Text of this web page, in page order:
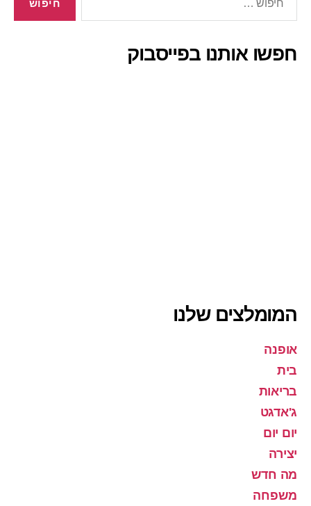
חפשו אותנו בפייסבוק
המומלצים שלנו
אופנה
בית
בריאות
ג'אדגט
יום יום
יצירה
מה חדש
משפחה